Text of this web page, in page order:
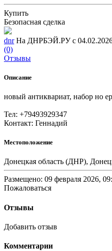
Купить
Безопасная сделка
dnr На ДНРБЭЙ.РУ с
(0)
Отзывы
Описание
новый антиквариат, набор но
Тел: +79493929347
Контакт: Геннадий
Местоположение
Донецкая область (ДНР),
Размещено: 09 февраля 2026,
Пожаловаться
Отзывы
Добавить отзыв
Комментарии